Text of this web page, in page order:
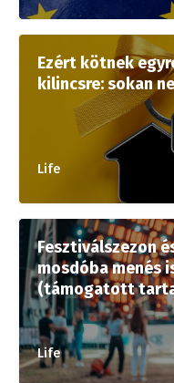
Ezért kötnek
kilincsre: sokan
Life
Fesztiválszezon
mosdóba menés
(támogatott
Life